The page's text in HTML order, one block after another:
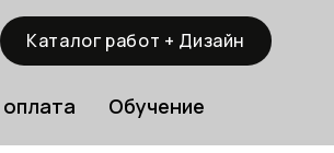
Каталог работ + Дизайн
Обучение